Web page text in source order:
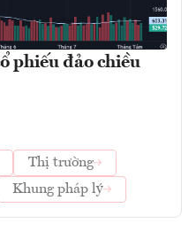
phiếu đảo chiều
Thị trường
Khung pháp lý